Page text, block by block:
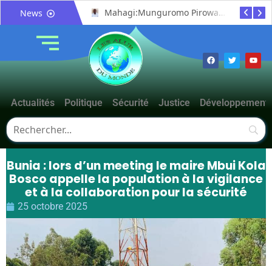
News Mahagi:Munguromo Pirowambe David alerte sur le renforcement de la présence de la CODECO et la prolifération des barrières illégales
Actualités Politique Sécurité Justice Développement
Bunia : lors d’un meeting le maire Mbui Kola
Bosco appelle la population à la vigilance
et à la collaboration pour la sécurité
25 octobre 2025